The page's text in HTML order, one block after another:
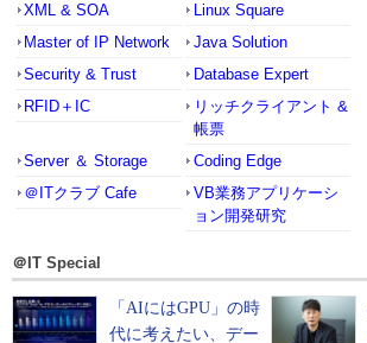
XML & SOA
Linux Square
Master of IP Network
Java Solution
Security & Trust
Database Expert
RFID＋IC
リッチクライアント &
帳票
Server ＆ Storage
Coding Edge
＠ITクラブ Cafe
VB業務アプリケーシ
ョン開発研究
＠IT Special